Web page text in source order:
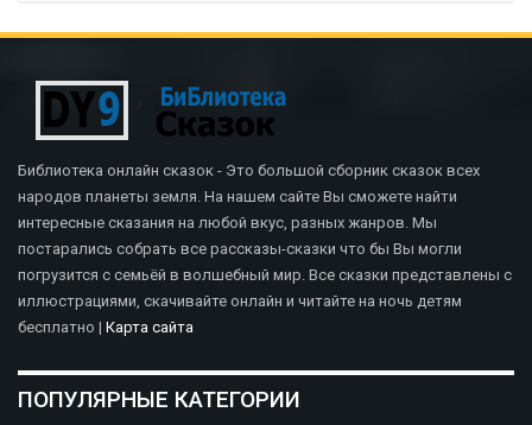
Библиотека онлайн сказок - Это большой сборник сказок всех
народов планеты земля. На нашем сайте Вы сможете найти
интересные сказания на любой вкус, разных жанров. Мы
постарались собрать все рассказы-сказки что бы Вы могли
погрузится с семьёй в волшебный мир. Все сказки представлены с
иллюстрациями, скачивайте онлайн и читайте на ночь детям
бесплатно | Карта сайта
ПОПУЛЯРНЫЕ КАТЕГОРИИ